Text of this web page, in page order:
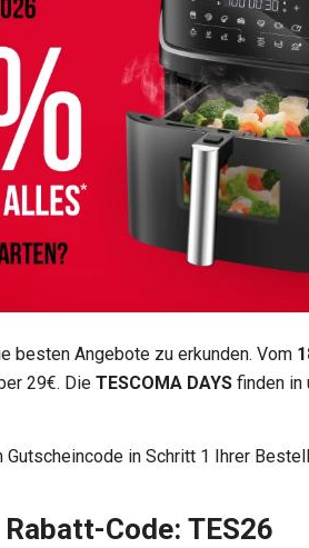
besten Angebote zu erkunden. Vom
29€. Die TESCOMA DAYS finden in
in Schritt 1 Ihrer
Rabatt-Code: TES26